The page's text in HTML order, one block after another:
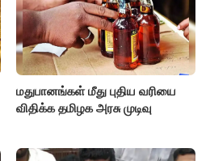
மதுபானங்கள் மீது புதிய வரியை
விதிக்க தமிழக அரசு முடிவு